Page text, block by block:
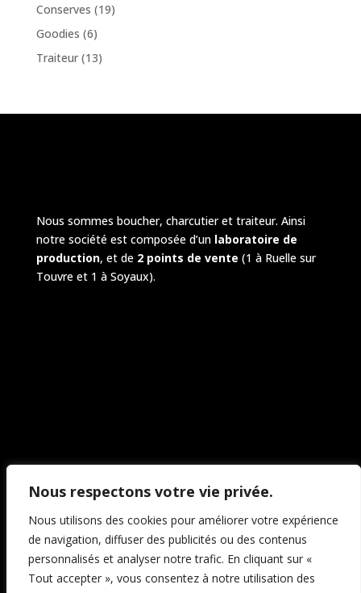
Nous respectons votre vie privée.
Nous utilisons des cookies pour améliorer votre expérience
de navigation, diffuser des publicités ou des contenus
personnalisés et analyser notre trafic. En cliquant sur «
Tout accepter », vous consentez à notre utilisation des
Conserves 1919
Goodies 66
produits
Traiteur 1313
Nous sommes boucher, charcutier et traiteur. Ainsi
notre société est composée d’un laboratoire de
production, et de2 points de vente (1 à Ruelle sur
Touvre et 1 à Soyaux).
Panier
Contact
Confidentialité & Mentions Légales
Conditions générales de vente